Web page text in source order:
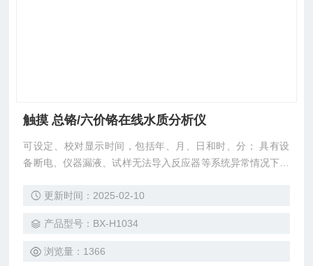
触摸 总铬/六价铬在线水质分析仪
可设定、校对显示时间，包括年、月、日和时、分； 具有设
备断电、仪器漏液、试样无法导入反应器等系统异常情况下的
每次测量结束后，自动清洗处理装置、仪器管路、阀门等部
定时清洗、定时做样功能； 触摸 总铬/六价铬在线水质分析仪
更新时间：2025-02-10
产品型号：BX-H1034
浏览量：1366